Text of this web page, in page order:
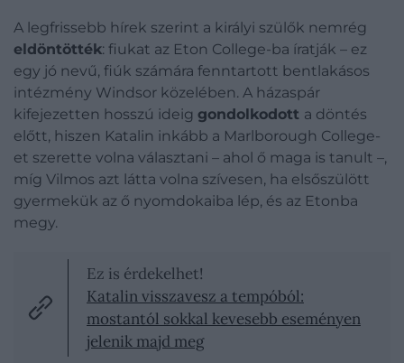
A legfrissebb hírek szerint a királyi szülők nemrég
eldöntötték: fiukat az Eton College-ba íratják – ez
egy jó nevű, fiúk számára fenntartott bentlakásos
intézmény Windsor közelében. A házaspár
kifejezetten hosszú ideig gondolkodott a döntés
előtt, hiszen Katalin inkább a Marlborough College-
et szerette volna választani – ahol ő maga is tanult –,
míg Vilmos azt látta volna szívesen, ha elsőszülött
gyermekük az ő nyomdokaiba lép, és az Etonba
megy.
Ez is érdekelhet!
Katalin visszavesz a tempóból:
mostantól sokkal kevesebb eseményen
jelenik majd meg